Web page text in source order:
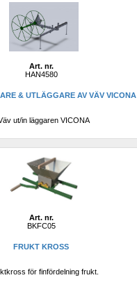
Art. nr.
HAN4580
& UTLÄGGARE AV VÄV VICONA
ut/in läggaren VICONA
Art. nr.
BKFC05
FRUKT KROSS
för finfördelning frukt.